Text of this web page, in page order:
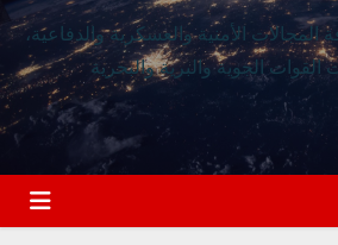
الأمنية والعسكرية والدفاعية،
الجوية والبرية والبحرية